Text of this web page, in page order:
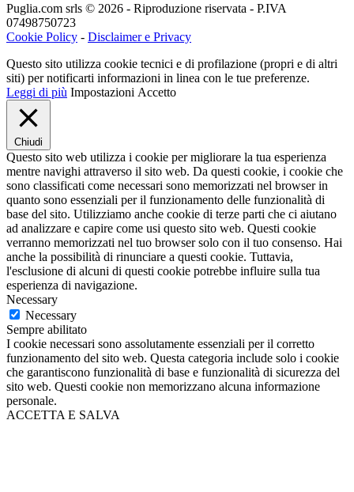
Puglia.com srls © 2026 - Riproduzione riservata - P.IVA
07498750723
Cookie Policy - Disclaimer e Privacy
Questo sito utilizza cookie tecnici e di profilazione (propri e di altri
siti) per notificarti informazioni in linea con le tue preferenze.
Leggi di più Impostazioni Accetto
Chiudi
Questo sito web utilizza i cookie per migliorare la tua esperienza
mentre navighi attraverso il sito web. Da questi cookie, i cookie che
sono classificati come necessari sono memorizzati nel browser in
quanto sono essenziali per il funzionamento delle funzionalità di
base del sito. Utilizziamo anche cookie di terze parti che ci aiutano
ad analizzare e capire come usi questo sito web. Questi cookie
verranno memorizzati nel tuo browser solo con il tuo consenso. Hai
anche la possibilità di rinunciare a questi cookie. Tuttavia,
l'esclusione di alcuni di questi cookie potrebbe influire sulla tua
esperienza di navigazione.
Necessary
Necessary
Sempre abilitato
I cookie necessari sono assolutamente essenziali per il corretto
funzionamento del sito web. Questa categoria include solo i cookie
che garantiscono funzionalità di base e funzionalità di sicurezza del
sito web. Questi cookie non memorizzano alcuna informazione
personale.
ACCETTA E SALVA